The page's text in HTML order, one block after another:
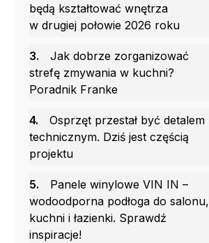
będą kształtować wnętrza
w drugiej połowie 2026 roku
3.
Jak dobrze zorganizować
strefę zmywania w kuchni?
Poradnik Franke
4.
Osprzęt przestał być detalem
technicznym. Dziś jest częścią
projektu
5.
Panele winylowe VIN IN –
wodoodporna podłoga do salonu,
kuchni i łazienki. Sprawdź
inspiracje!